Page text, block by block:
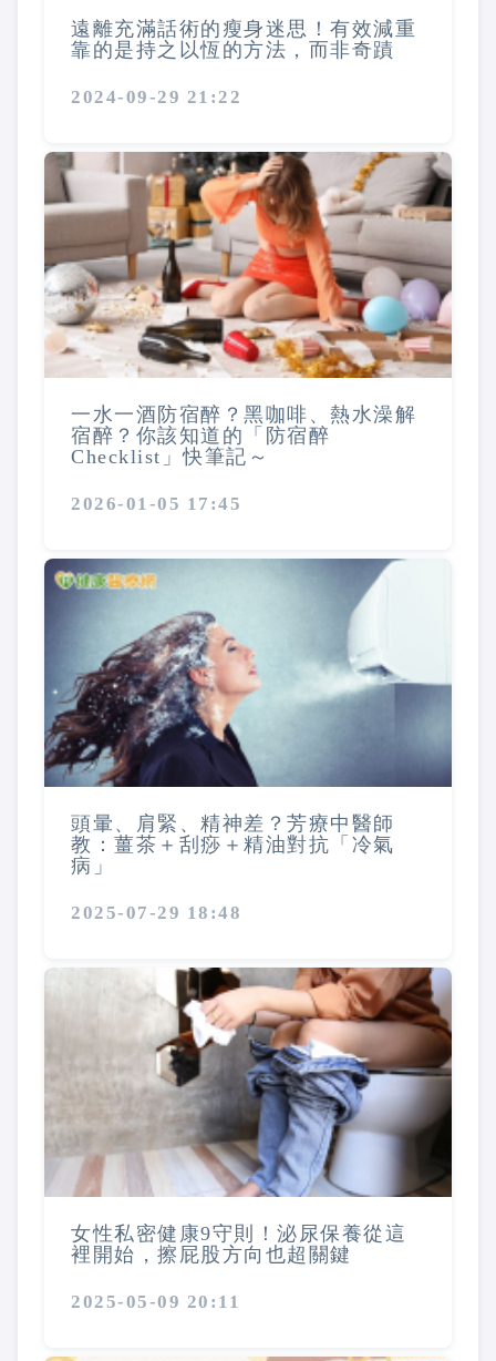
遠離充滿話術的瘦身迷思！有效減重
靠的是持之以恆的方法，而非奇蹟
2024-09-29 21:22
一水一酒防宿醉？黑咖啡、熱水澡解
宿醉？你該知道的「防宿醉
Checklist」快筆記～
2026-01-05 17:45
頭暈、肩緊、精神差？芳療中醫師
教：薑茶＋刮痧＋精油對抗「冷氣
病」
2025-07-29 18:48
女性私密健康9守則！泌尿保養從這
裡開始，擦屁股方向也超關鍵
2025-05-09 20:11